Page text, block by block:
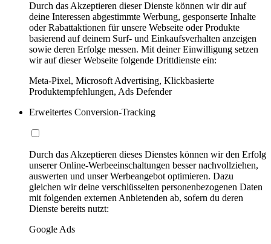
Durch das Akzeptieren dieser Dienste können wir dir auf
deine Interessen abgestimmte Werbung, gesponserte Inhalte
oder Rabattaktionen für unsere Webseite oder Produkte
basierend auf deinem Surf- und Einkaufsverhalten anzeigen
sowie deren Erfolge messen. Mit deiner Einwilligung setzen
wir auf dieser Webseite folgende Drittdienste ein:
Meta-Pixel, Microsoft Advertising, Klickbasierte
Produktempfehlungen, Ads Defender
Erweitertes Conversion-Tracking
Durch das Akzeptieren dieses Dienstes können wir den Erfolg
unserer Online-Werbeeinschaltungen besser nachvollziehen,
auswerten und unser Werbeangebot optimieren. Dazu
gleichen wir deine verschlüsselten personenbezogenen Daten
mit folgenden externen Anbietenden ab, sofern du deren
Dienste bereits nutzt:
Google Ads